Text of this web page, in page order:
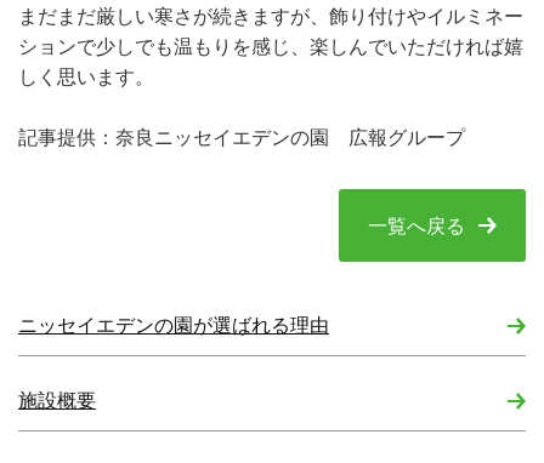
まだまだ厳しい寒さが続きますが、飾り付けやイルミネー
ションで少しでも温もりを感じ、楽しんでいただければ嬉
しく思います。
記事提供：奈良ニッセイエデンの園 広報グループ
一覧へ戻る
ニッセイエデンの園が選ばれる理由
施設概要